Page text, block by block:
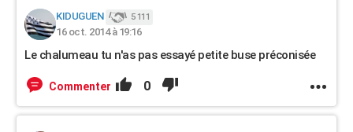
KIDUGUEN 5 111
16 oct. 2014 à 19:16
Le chalumeau tu n'as pas essayé petite buse préconisée
Commenter 0